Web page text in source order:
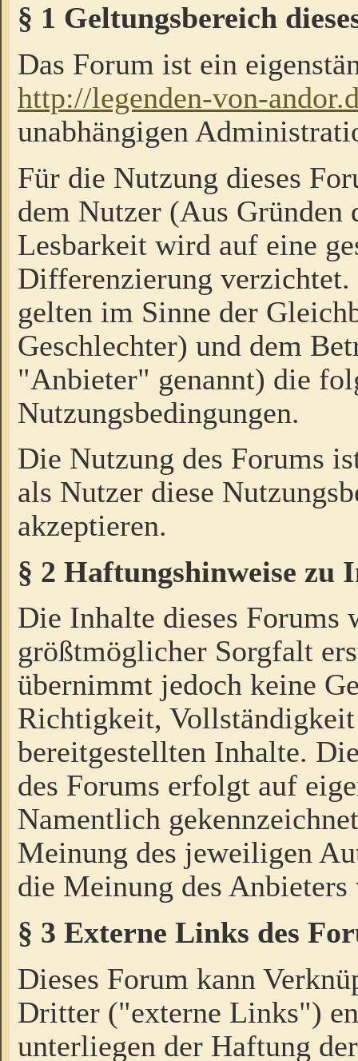
§ 1 Geltungsbereich
Das Forum ist ein
http://legenden-von-
unabhängigen
Für die Nutzung dieses
dem Nutzer (Aus Gründen
Lesbarkeit wird auf eine
Differenzierung
gelten im Sinne der
Geschlechter) und dem
"Anbieter" genannt) die
Nutzungsbedingungen.
Die Nutzung des Forums
als Nutzer diese
akzeptieren.
§ 2 Haftungshinweise zu
Die Inhalte dieses Forums
größtmöglicher Sorgfalt
übernimmt jedoch keine
Richtigkeit,
bereitgestellten Inhalte.
des Forums erfolgt auf
Namentlich
Meinung des jeweiligen
die Meinung des Anbieters
§ 3 Externe Links des
Dieses Forum kann
Dritter ("externe Links")
unterliegen der Haftung